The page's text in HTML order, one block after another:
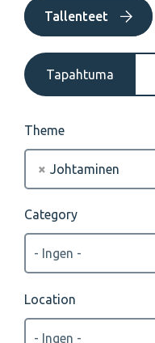
Tallenteet
Tapahtuma
Theme
× Johtaminen
Category
Location